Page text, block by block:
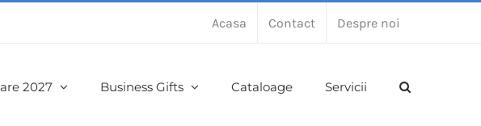
Acasa Contact Despre noi
2027 Business Gifts Cataloage Servicii